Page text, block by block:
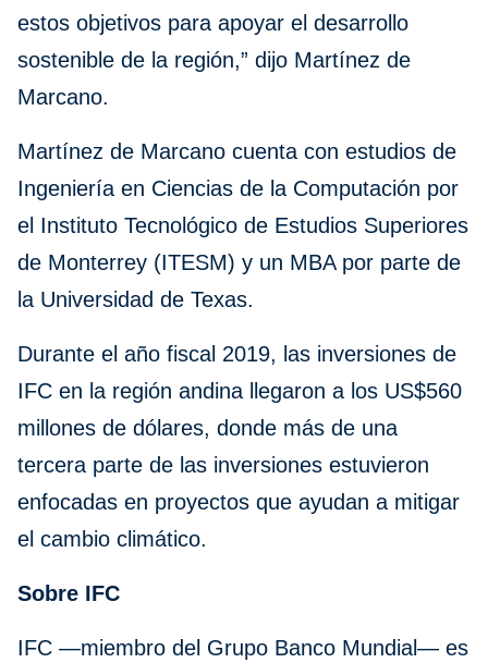
estos objetivos para apoyar el desarrollo
sostenible de la región,” dijo Martínez de
Marcano.
Martínez de Marcano cuenta con estudios de
Ingeniería en Ciencias de la Computación por
el Instituto Tecnológico de Estudios Superiores
de Monterrey (ITESM) y un MBA por parte de
la Universidad de Texas.
Durante el año fiscal 2019, las inversiones de
IFC en la región andina llegaron a los US$560
millones de dólares, donde más de una
tercera parte de las inversiones estuvieron
enfocadas en proyectos que ayudan a mitigar
el cambio climático.
Sobre IFC
IFC —miembro del Grupo Banco Mundial— es